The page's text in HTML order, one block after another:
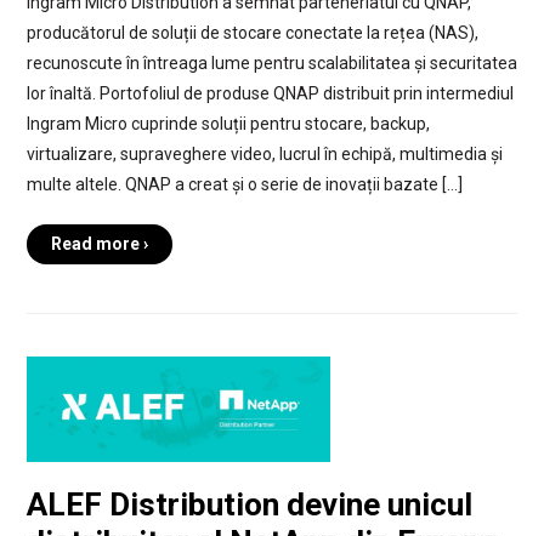
producătorul de soluții de stocare conectate la rețea (NAS),
recunoscute în întreaga lume pentru scalabilitatea și securitatea
lor înaltă. Portofoliul de produse QNAP distribuit prin intermediul
Ingram Micro cuprinde soluții pentru stocare, backup,
virtualizare, supraveghere video, lucrul în echipă, multimedia și
multe altele. QNAP a creat și o serie de inovații bazate […]
Read more ›
ALEF Distribution devine unicul